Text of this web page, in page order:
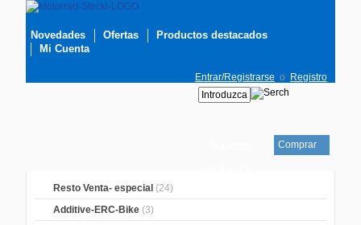
Novedades Ofertas
Productos destacados
Mi Cuenta
Entrar/Registrarse o Registro
Comprar
Resto Venta- especial (24)
Additive-ERC-Bike (3)